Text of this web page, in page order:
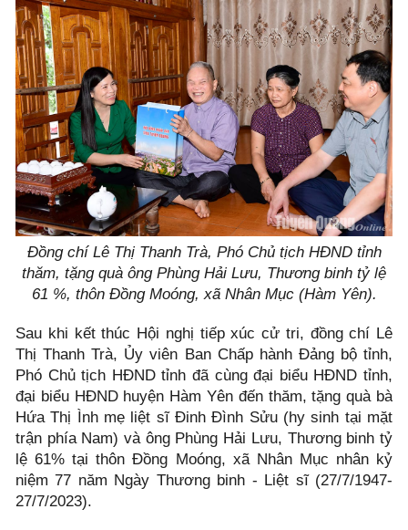
Đồng chí Lê Thị Thanh Trà, Phó Chủ tịch HĐND tỉnh
thăm, tặng quà ông Phùng Hải Lưu, Thương binh tỷ lệ
61 %, thôn Đồng Moóng, xã Nhân Mục (Hàm Yên).
Sau khi kết thúc Hội nghị tiếp xúc cử tri, đồng chí Lê
Thị Thanh Trà, Ủy viên Ban Chấp hành Đảng bộ tỉnh,
Phó Chủ tịch HĐND tỉnh đã cùng đại biểu HĐND tỉnh,
đại biểu HĐND huyện Hàm Yên đến thăm, tặng quà bà
Hứa Thị Ình mẹ liệt sĩ Đinh Đình Sửu (hy sinh tại mặt
trận phía Nam) và ông Phùng Hải Lưu, Thương binh tỷ
lệ 61% tại thôn Đồng Moóng, xã Nhân Mục nhân kỷ
niệm 77 năm Ngày Thương binh - Liệt sĩ (27/7/1947-
27/7/2023).